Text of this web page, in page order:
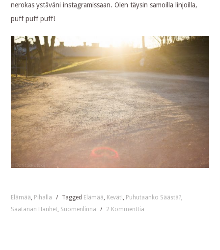
nerokas ystäväni instagramissaan. Olen täysin samoilla linjoilla,
puff puff puff!
Elämää Pihalla / Tagged Elämää Kevät! Puhutaanko Säästä?
Saatanan Hanhet Suomenlinna / 2 Kommenttia